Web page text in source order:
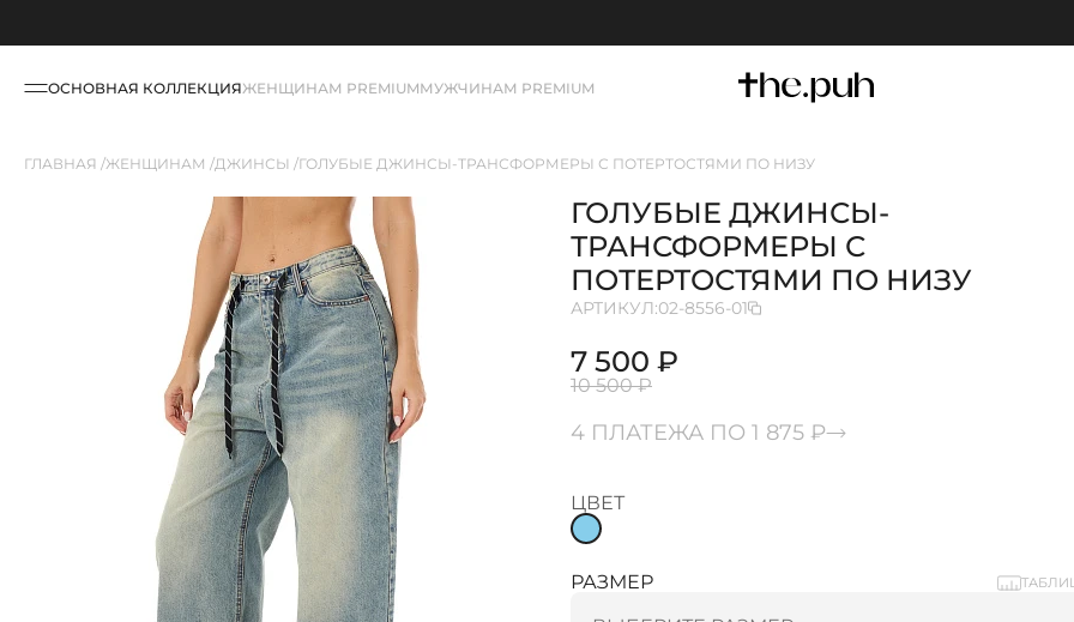
ОСНОВНАЯ КОЛЛЕКЦИЯЖЕНЩИНАМ PREMIUMМУЖЧИНАМ PREMIUM
ГЛАВНАЯ ЖЕНЩИНАМ ДЖИНСЫ ГОЛУБЫЕ ДЖИНСЫ-ТРАНСФОРМЕРЫ С ПОТЕРТОСТЯМИ ПО НИЗУ
ГОЛУБЫЕ ДЖИНСЫ-
ТРАНСФОРМЕРЫ С
ПОТЕРТОСТЯМИ ПО НИЗУ
АРТИКУЛ:02-8556-01
7 500 ₽
10 500 ₽
4 ПЛАТЕЖА ПО 1 875 ₽
ЦВЕТ
РАЗМЕР